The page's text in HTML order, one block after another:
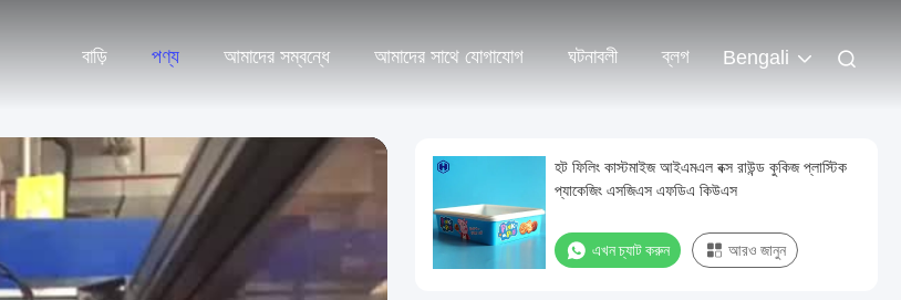
বাড়ি পণ্য আমাদের সম্বন্ধে আমাদের সাথে যোগাযোগ ঘটনাবলী ব্লগ Bengali
হট ফিলিং কাস্টমাইজ আইএমএল বক্স রাউন্ড কুকিজ প্লাস্টিক
প্যাকেজিং এসজিএস এফডিএ কিউএস
এখন চ্যাট করুন আরও জানুন